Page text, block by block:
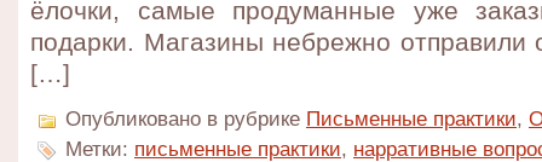
ёлочки, самые продуманные уже
подарки. Магазины небрежно
[…]
Опубликовано в рубрике Письменные практики,
Метки: письменные практики, нарративные